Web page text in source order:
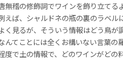
唐無稽の修飾詞でワインを飾り立て
えば、シャルドネの瓶の裏のラベ
く見るが、そういう情報はどう鳥
んてことには全くお構いない言葉
度で土の情報で、どのワインがど